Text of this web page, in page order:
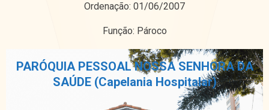
Ordenação: 01/06/2007
Função: Pároco
PARÓQUIA PESSOAL NOSSA SENHORA DA
SAÚDE (Capelania Hospitalar)